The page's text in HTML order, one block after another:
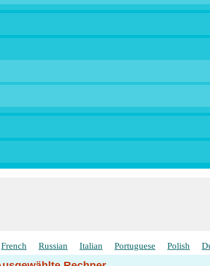
French Russian Italian Portuguese Polish